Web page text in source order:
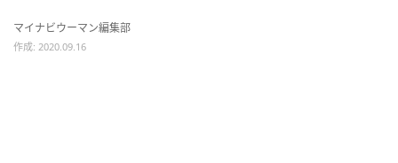
マイナビウーマン編集部
作成: 2020.09.16